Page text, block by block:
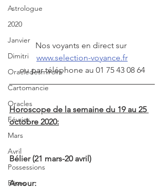
Astrologue
2020
Janvier
Dimitri
Oracledesmiroirs
Cartomancie
Oracles
Février
Mars
Avril
Possessions
Rêves
Nos voyants en direct sur
www.selection-voyance.fr
ou par téléphone au 01 75 43 08 64
Horoscope de la semaine du 19 au 25
octobre 2020:
Bélier (21 mars-20 avril)
Amour: